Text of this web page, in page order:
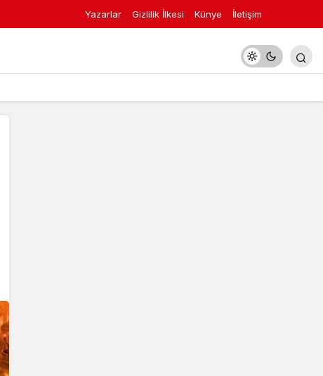
Yazarlar Gizlilik İlkesi Künye İletişim